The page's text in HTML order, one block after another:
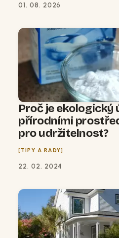
01. 08. 2026
Proč je ekologický
přírodními
pro udržitelnost?
TIPY A RADY
22. 02. 2024